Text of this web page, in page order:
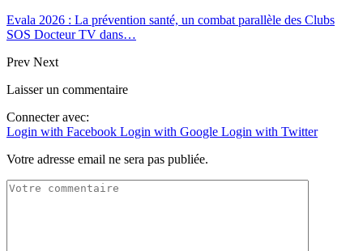
Evala 2026 : La prévention santé, un combat parallèle des Clubs
SOS Docteur TV dans…
Prev Next
Laisser un commentaire
Connecter avec:
Login with Facebook Login with Google Login with Twitter
Votre adresse email ne sera pas publiée.